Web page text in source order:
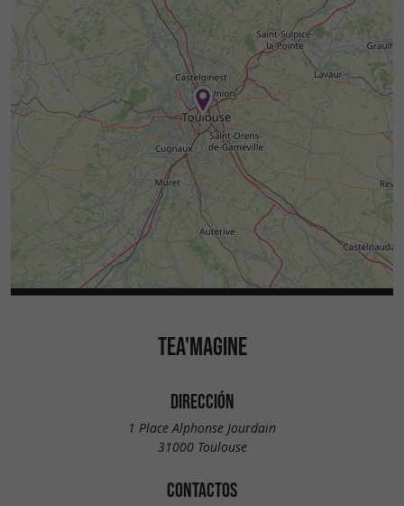
TEA'MAGINE
DIRECCIÓN
1 Place Alphonse Jourdain
31000 Toulouse
CONTACTOS